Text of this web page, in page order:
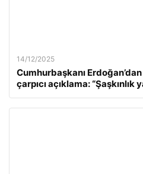
14/12/2025
Cumhurbaşkanı
çarpıcı açıklama: “Şaşkınlık